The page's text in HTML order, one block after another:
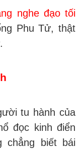
nghe đạo tối
Phu Tử, thật
tu hành của
đọc kinh điển
chẳng biết bái